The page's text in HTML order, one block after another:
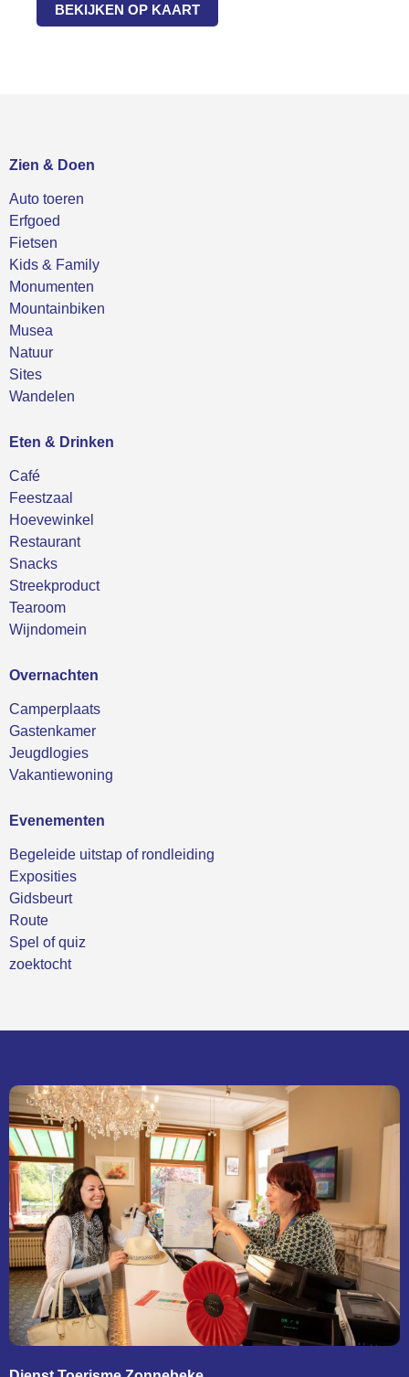
BEKIJKEN OP KAART
Zien & Doen
Auto toeren
Erfgoed
Fietsen
Kids & Family
Monumenten
Mountainbiken
Musea
Natuur
Sites
Wandelen
Eten & Drinken
Café
Feestzaal
Hoevewinkel
Restaurant
Snacks
Streekproduct
Tearoom
Wijndomein
Overnachten
Camperplaats
Gastenkamer
Jeugdlogies
Vakantiewoning
Evenementen
Begeleide uitstap of rondleiding
Exposities
Gidsbeurt
Route
Spel of quiz
zoektocht